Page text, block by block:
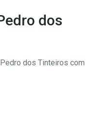
dos
dos Tinteiros com